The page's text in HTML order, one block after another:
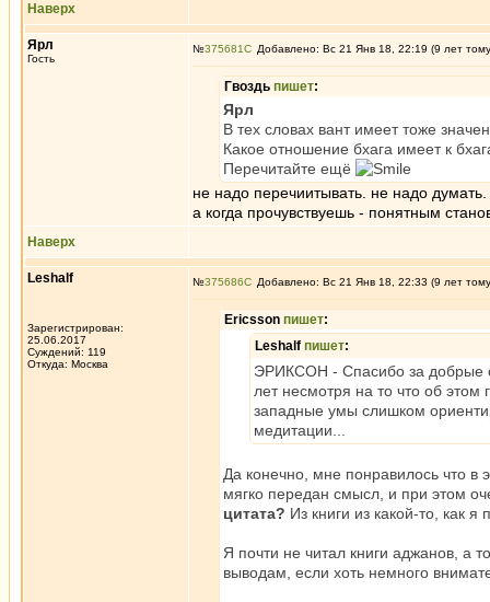
Наверх
Ярл
Гость
№375681 Добавлено: Вс 21 Янв 18, 22:19 (9 лет
Гвоздь пишет:
Ярл
В тех словах вант имеет тоже
Какое отношение бхага имеет к
Перечитайте ещё
не надо перечиитывать. не надо
а когда прочувствуешь - понятным
Наверх
Leshalf
Зарегистрирован:
25.06.2017
Суждений: 119
Откуда: Москва
№375686 Добавлено: Вс 21 Янв 18, 22:33 (9 лет
Ericsson пишет:
Leshalf пишет:
ЭРИКСОН - Спасибо за добрые
лет несмотря на то что об
западные умы слишком
медитации...
Да конечно, мне понравилось что в
мягко передан смысл, и при этом
цитата? Из книги из какой-то, как
Я почти не читал книги аджанов, а
выводам, если хоть немного